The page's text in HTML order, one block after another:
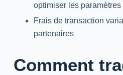
optimiser les paramètres
Frais de transaction
partenaires
Comment